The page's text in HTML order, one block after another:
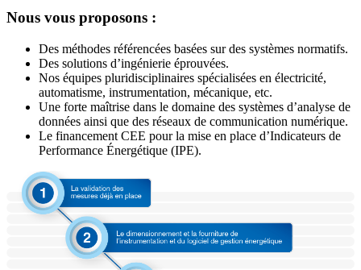
Nous vous proposons :
Des méthodes référencées basées sur des systèmes normatifs.
Des solutions d’ingénierie éprouvées.
Nos équipes pluridisciplinaires spécialisées en électricité,
automatisme, instrumentation, mécanique, etc.
Une forte maîtrise dans le domaine des systèmes d’analyse de
données ainsi que des réseaux de communication numérique.
Le financement CEE pour la mise en place d’Indicateurs de
Performance Énergétique (IPE).